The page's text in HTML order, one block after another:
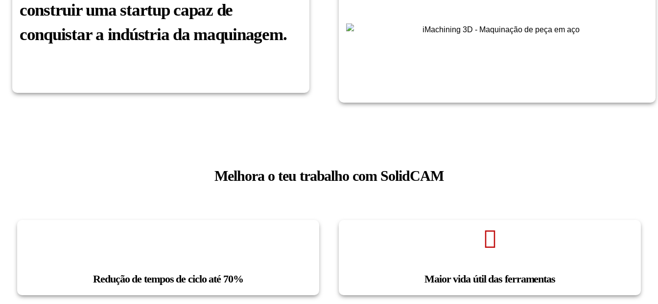
construir uma startup capaz de
conquistar a indústria da maquinagem.
Melhora o teu trabalho com SolidCAM
Redução de tempos de ciclo até 70% Maior vida útil das ferramentas